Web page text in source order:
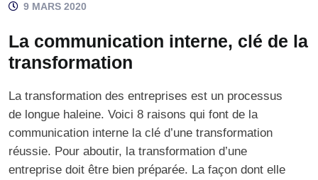
9 MARS 2020
La communication interne, clé de la
transformation
La transformation des entreprises est un processus
de longue haleine. Voici 8 raisons qui font de la
communication interne la clé d’une transformation
réussie. Pour aboutir, la transformation d’une
entreprise doit être bien préparée. La façon dont elle